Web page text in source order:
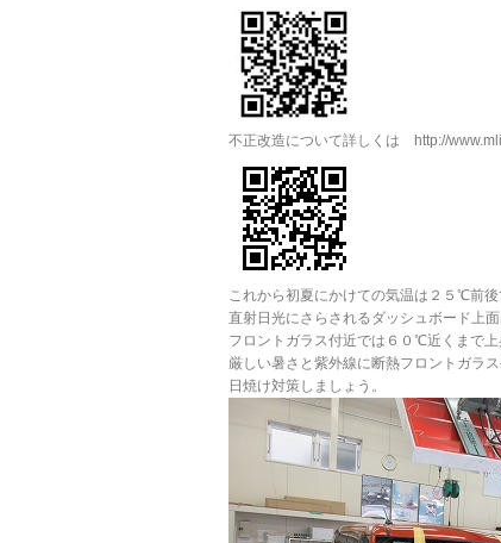
不正改造について詳しくは http://
これから初夏にかけての気温は２５℃前
直射日光にさらされるダッシュボード上
フロントガラス付近では６０℃近くまで上
厳しい暑さと紫外線に断熱フロントガラ
日焼け対策しましょう。